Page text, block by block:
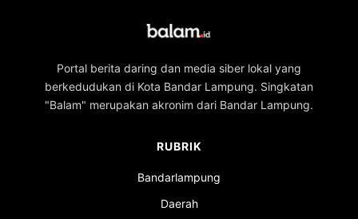
Portal berita daring dan media siber lokal yang
berkedudukan di Kota Bandar Lampung. Singkatan
"Balam" merupakan akronim dari Bandar Lampung.
RUBRIK
Bandarlampung
Daerah